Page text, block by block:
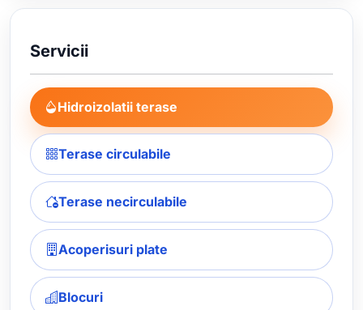
Servicii
Hidroizolatii terase
Terase circulabile
Terase necirculabile
Acoperisuri plate
Blocuri